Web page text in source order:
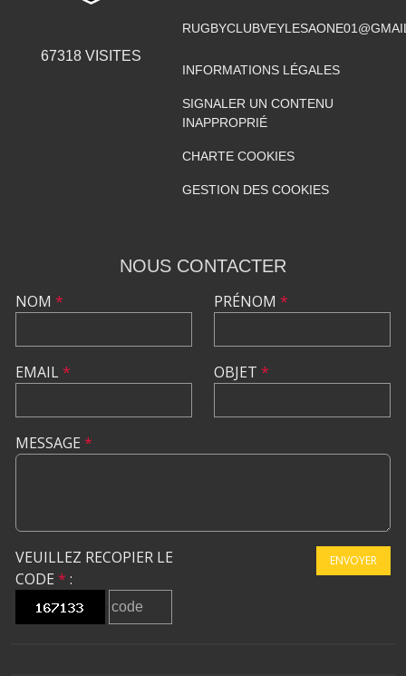
67318VISITES
INFORMATIONS LÉGALES
SIGNALER UN CONTENU
INAPPROPRIÉ
CHARTE COOKIES
GESTION DES COOKIES
NOUS CONTACTER
NOM *
EMAIL*
PRÉNOM *
OBJET *
MESSAGE *
VEUILLEZ RECOPIER LE
CODE * :
ENVOYER